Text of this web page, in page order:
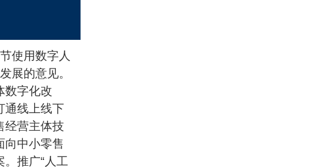
使用数字人
展的意见。
数字化改
通线上线下
经营主体技
向中小零售
推广“人工